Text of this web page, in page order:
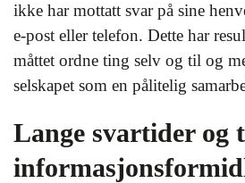
ikke har mottatt svar på sine
e-post eller telefon. Dette har
måttet ordne ting selv og til og
selskapet som en pålitelig
Lange svartider og